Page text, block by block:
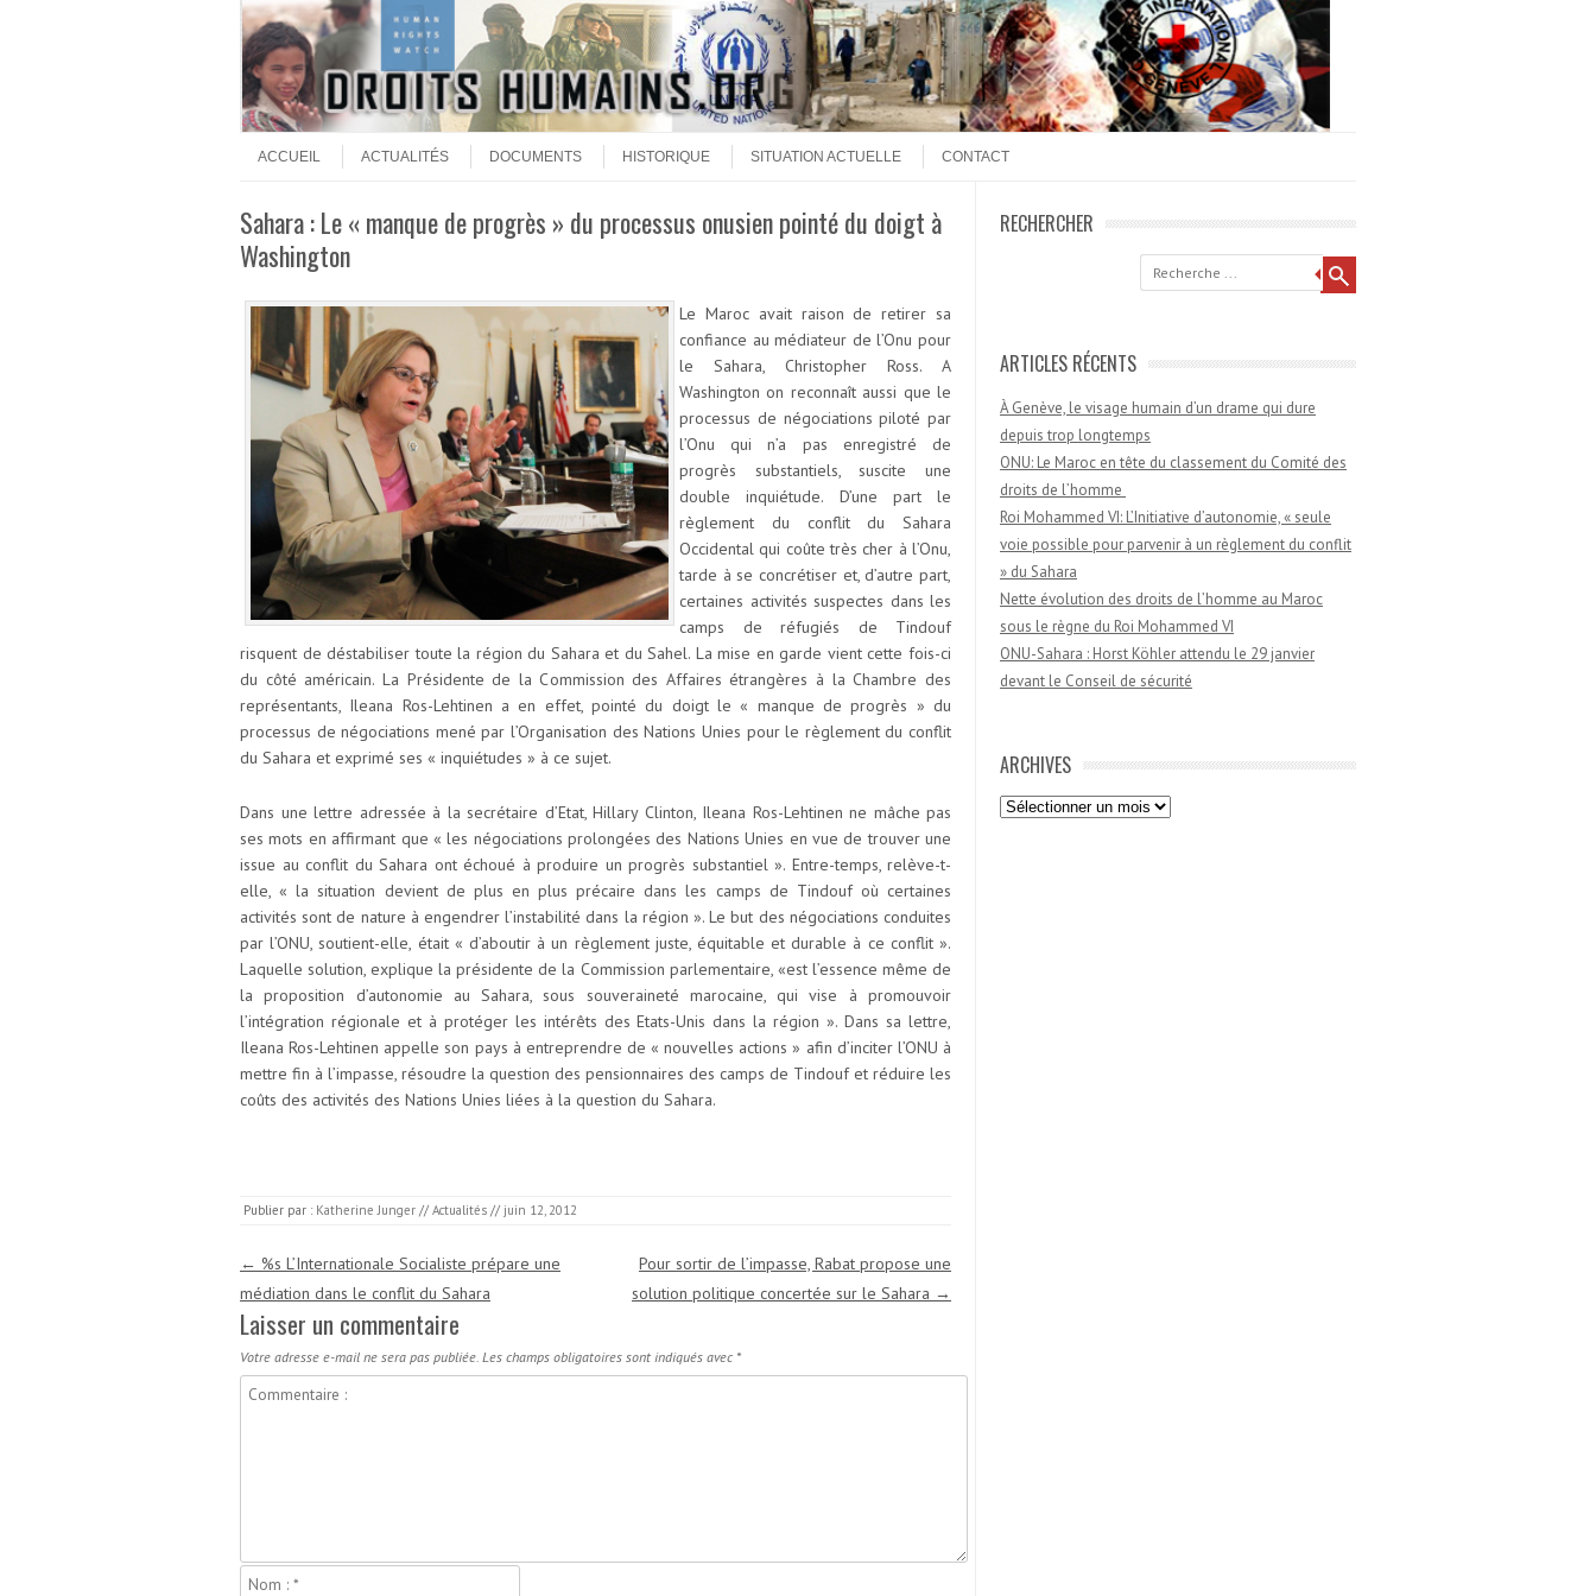
Menu
ACCUEIL
ACTUALITÉS DOCUMENTS HISTORIQUE SITUATION ACTUELLE CONTACT
Sahara : Le « manque de progrès » du processus onusien pointé du doigt à
Washington
Le Maroc avait raison de retirer sa
confiance au médiateur de l’Onu pour
le Sahara, Christopher Ross. A
Washington on reconnaît aussi que le
processus de négociations piloté par
l’Onu qui n’a pas enregistré de
progrès substantiels, suscite une
double inquiétude. D’une part le
règlement du conflit du Sahara
Occidental qui coûte très cher à l’Onu,
tarde à se concrétiser et, d’autre part,
certaines activités suspectes dans les
camps de réfugiés de Tindouf
risquent de déstabiliser toute la région du Sahara et du Sahel. La mise en garde vient cette fois-ci
du côté américain. La Présidente de la Commission des Affaires étrangères à la Chambre des
représentants, Ileana Ros-Lehtinen a en effet, pointé du doigt le « manque de progrès » du
processus de négociations mené par l’Organisation des Nations Unies pour le règlement du conflit
du Sahara et exprimé ses « inquiétudes » à ce sujet.
Dans une lettre adressée à la secrétaire d’Etat, Hillary Clinton, Ileana Ros-Lehtinen ne mâche pas
ses mots en affirmant que « les négociations prolongées des Nations Unies en vue de trouver une
issue au conflit du Sahara ont échoué à produire un progrès substantiel ». Entre-temps, relève-t-
elle, « la situation devient de plus en plus précaire dans les camps de Tindouf où certaines
activités sont de nature à engendrer l’instabilité dans la région ». Le but des négociations conduites
par l’ONU, soutient-elle, était « d’aboutir à un règlement juste, équitable et durable à ce conflit ».
Laquelle solution, explique la présidente de la Commission parlementaire, «est l’essence même de
la proposition d’autonomie au Sahara, sous souveraineté marocaine, qui vise à promouvoir
l’intégration régionale et à protéger les intérêts des Etats-Unis dans la région ». Dans sa lettre,
Ileana Ros-Lehtinen appelle son pays à entreprendre de « nouvelles actions » afin d’inciter l’ONU à
mettre fin à l’impasse, résoudre la question des pensionnaires des camps de Tindouf et réduire les
coûts des activités des Nations Unies liées à la question du Sahara.
Publier par : Katherine Junger // Actualités // juin 12, 2012
Navigation des articles
← %s L’Internationale Socialiste prépare une
médiation dans le conflit du Sahara
Pour sortir de l’impasse, Rabat propose une
solution politique concertée sur le Sahara →
Laisser un commentaire
Votre adresse e-mail ne sera pas publiée. Les champs obligatoires sont indiqués avec *
RECHERCHER
ARTICLES RÉCENTS
À Genève, le visage humain d’un drame qui dure
depuis trop longtemps
ONU: Le Maroc en tête du classement du Comité des
droits de l’homme
Roi Mohammed VI: L’Initiative d’autonomie, « seule
voie possible pour parvenir à un règlement du conflit
» du Sahara
Nette évolution des droits de l’homme au Maroc
sous le règne du Roi Mohammed VI
ONU-Sahara : Horst Köhler attendu le 29 janvier
devant le Conseil de sécurité
ARCHIVES
Archives